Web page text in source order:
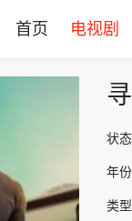
首页 电视剧
状态
年份
类型